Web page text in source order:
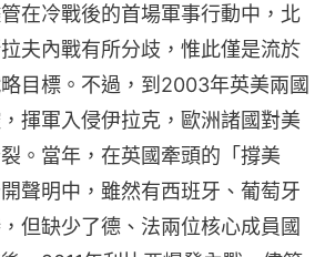
在冷戰後的首場軍事行動中，北
夫內戰有所分歧，惟此僅是流於
目標。不過，到2003年英美兩國
揮軍入侵伊拉克，歐洲諸國對美
。當年，在英國牽頭的「撐美
聲明中，雖然有西班牙、葡萄牙
但缺少了德、法兩位核心成員國